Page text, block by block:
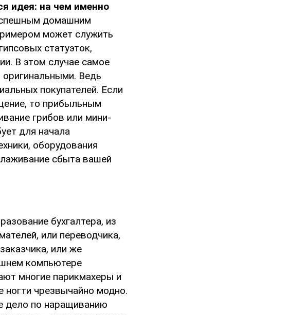
идея: на чем именно
домашним
может служить
статуэток,
В этом случае самое
Ведь
покупателей. Если
то прибыльным
грибов или мини-
для начала
оборудования
сбыта вашей
бухгалтера, из
или переводчика,
или же
компьютере
многие парикмахеры и
ногти чрезвычайно модно.
дело по наращиванию